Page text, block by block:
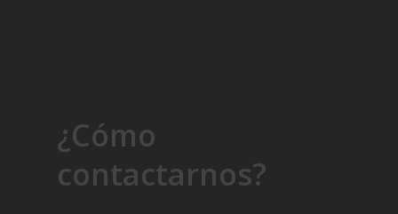
¿Cómo
contactarnos?